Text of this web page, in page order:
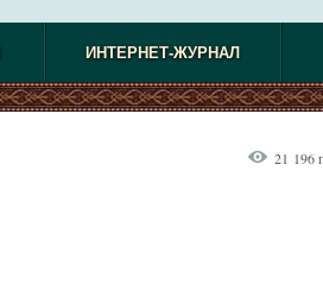
ИНТЕРНЕТ-ЖУРНАЛ
21 196